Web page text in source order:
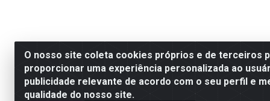
O nosso site coleta cookies próprios e de terceiros
proporcionar uma experiência personalizada ao
publicidade relevante de acordo com o seu perfil e
qualidade do nosso site.